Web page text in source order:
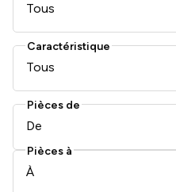
Tous
Caractéristique
Tous
Pièces de
De
Pièces à
À